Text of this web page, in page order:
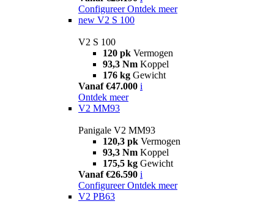
Configureer Ontdek meer
new V2 S 100
V2 S 100
120 pk Vermogen
93,3 Nm Koppel
176 kg Gewicht
Vanaf €47.000 i
Ontdek meer
V2 MM93
Panigale V2 MM93
120,3 pk Vermogen
93,3 Nm Koppel
175,5 kg Gewicht
Vanaf €26.590 i
Configureer Ontdek meer
V2 PB63